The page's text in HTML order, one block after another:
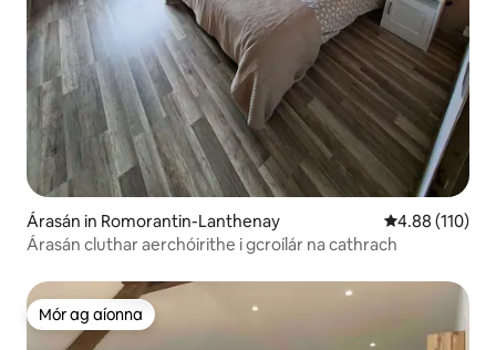
Árasán in Romorantin-Lanthenay Meánrátáil
4.88 (110)
Árasán cluthar aerchóirithe i gcroílár na cathrach
Mór ag aíonna
Mór ag aíonna